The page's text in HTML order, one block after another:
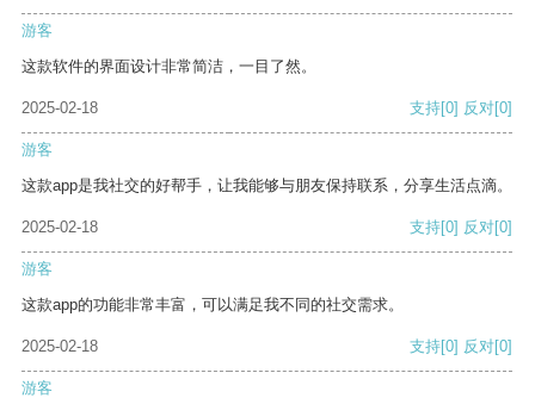
游客
这款软件的界面设计非常简洁，一目了然。
2025-02-18 支持[0] 反对[0]
游客
这款app是我社交的好帮手，让我能够与朋友保持联系，分享生活点滴。
2025-02-18 支持[0] 反对[0]
游客
这款app的功能非常丰富，可以满足我不同的社交需求。
2025-02-18 支持[0] 反对[0]
游客